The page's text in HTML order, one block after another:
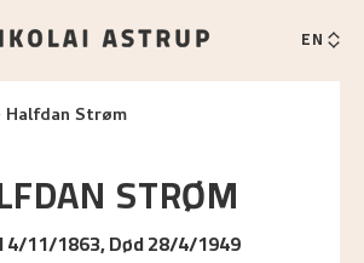
EN
Halfdan Strøm
STRØM
4/11/1863, Død 28/4/1949